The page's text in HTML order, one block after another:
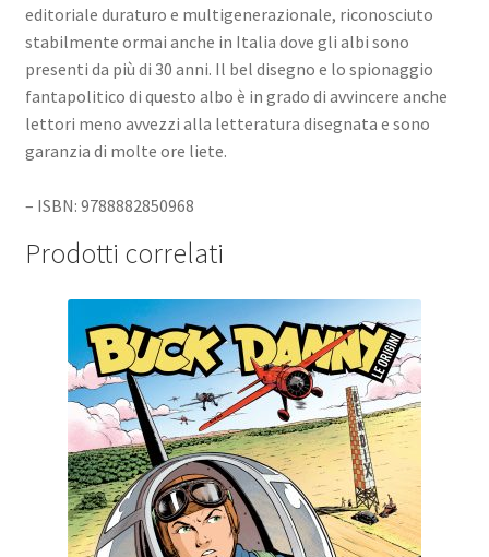
editoriale duraturo e multigenerazionale, riconosciuto
stabilmente ormai anche in Italia dove gli albi sono
presenti da più di 30 anni. Il bel disegno e lo spionaggio
fantapolitico di questo albo è in grado di avvincere anche
lettori meno avvezzi alla letteratura disegnata e sono
garanzia di molte ore liete.
– ISBN: 9788882850968
Prodotti correlati